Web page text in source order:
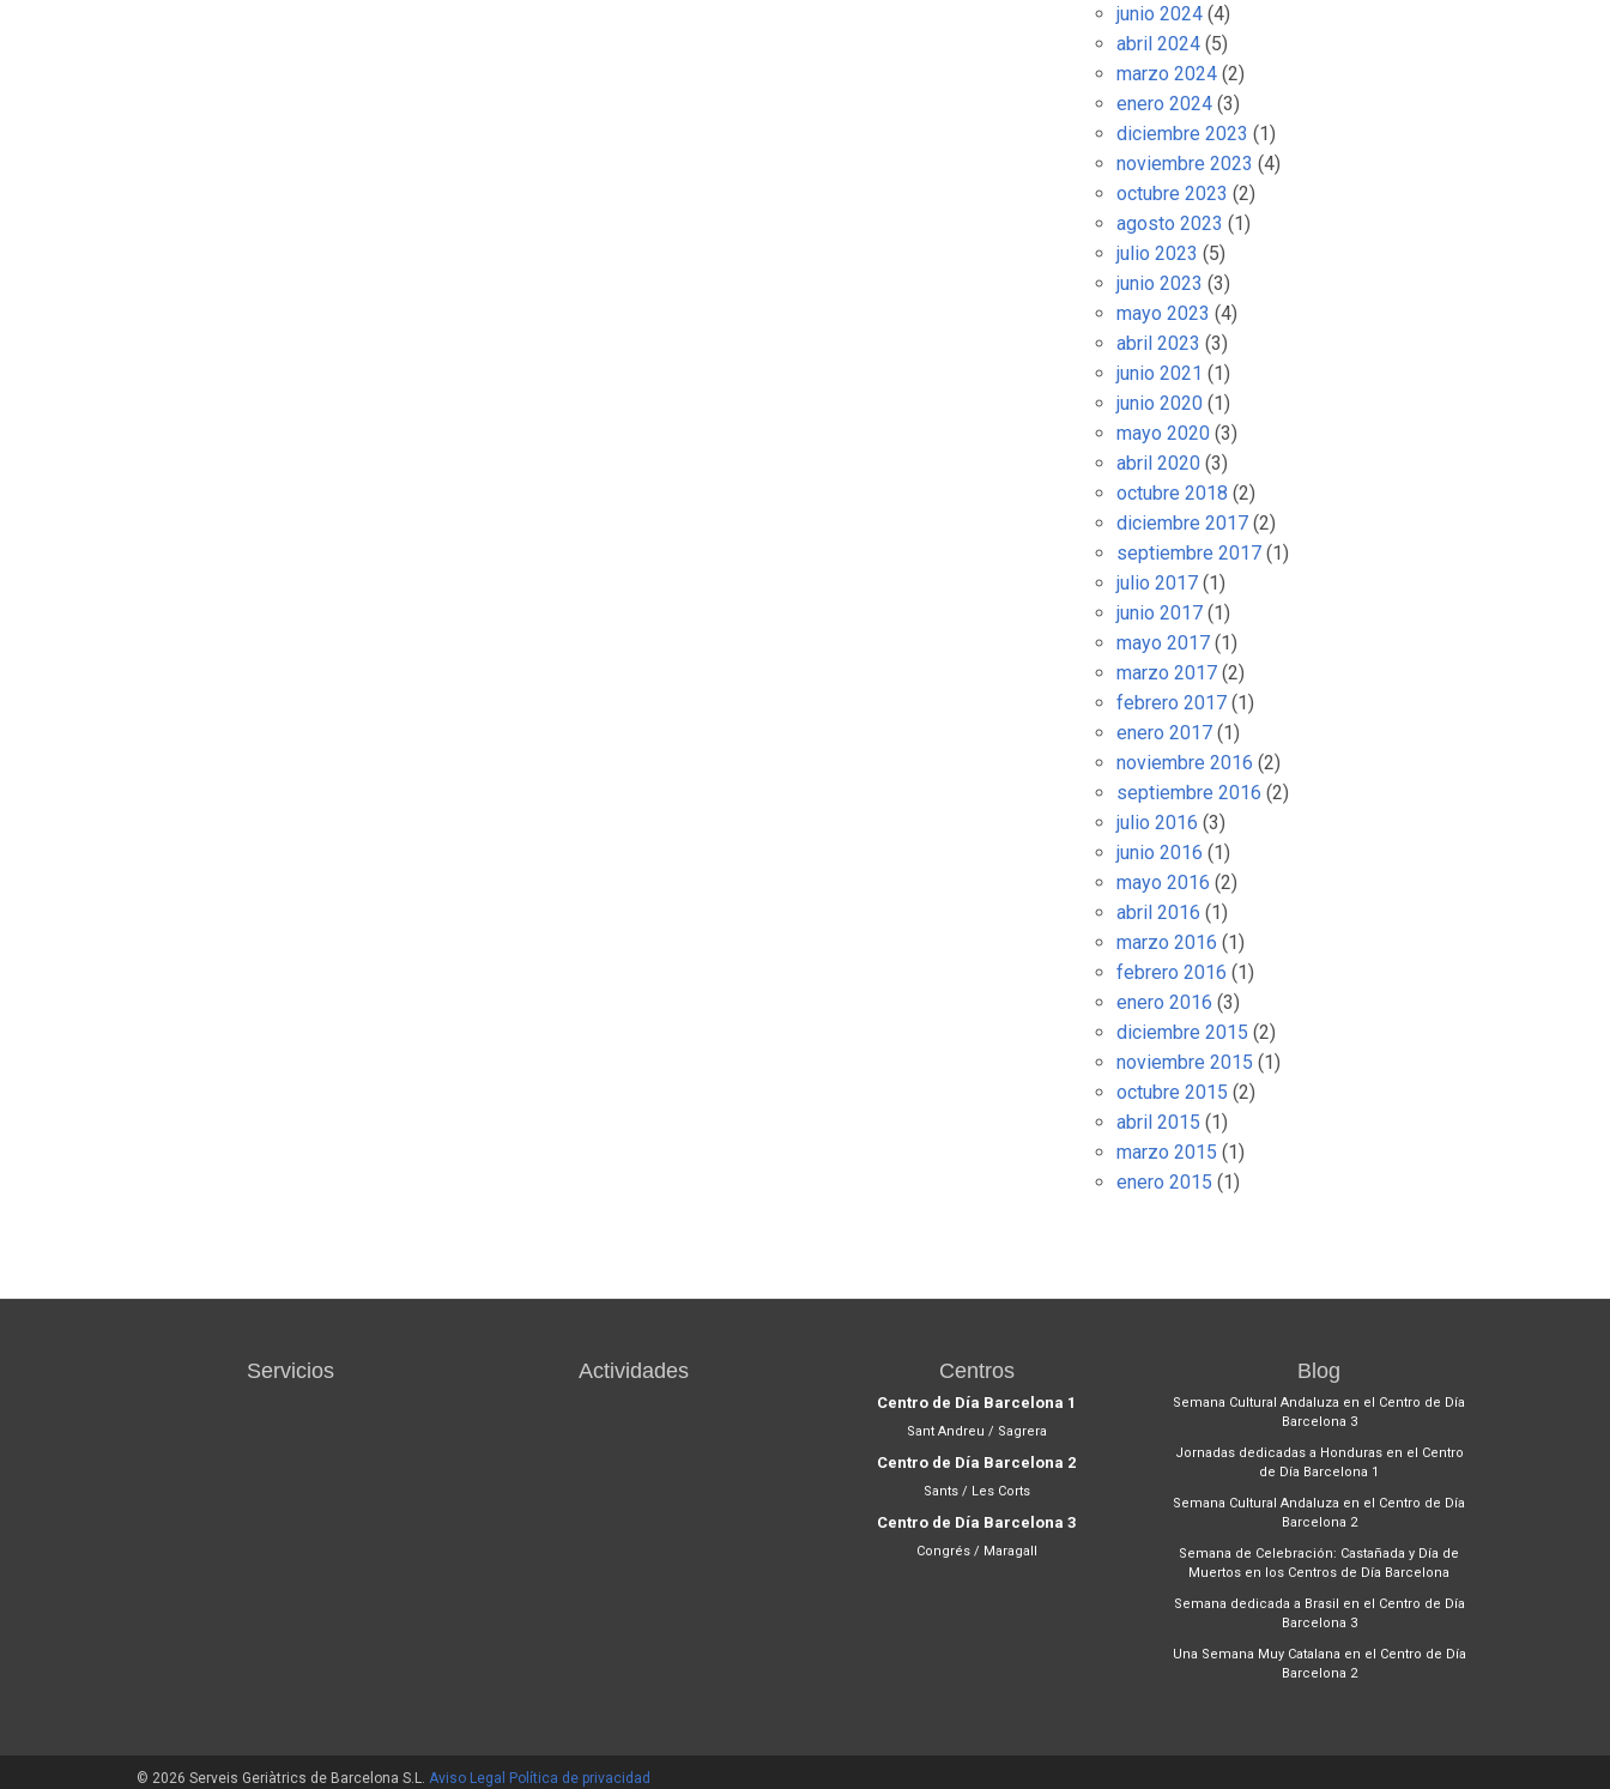
junio 2024 (4)
abril 2024 (5)
marzo 2024 (2)
enero 2024 (3)
diciembre 2023 (1)
noviembre 2023 (4)
octubre 2023 (2)
agosto 2023 (1)
julio 2023 (5)
junio 2023 (3)
mayo 2023 (4)
abril 2023 (3)
junio 2021 (1)
junio 2020 (1)
mayo 2020 (3)
abril 2020 (3)
octubre 2018 (2)
diciembre 2017 (2)
septiembre 2017 (1)
julio 2017 (1)
junio 2017 (1)
mayo 2017 (1)
marzo 2017 (2)
febrero 2017 (1)
enero 2017 (1)
noviembre 2016 (2)
septiembre 2016 (2)
julio 2016 (3)
junio 2016 (1)
mayo 2016 (2)
abril 2016 (1)
marzo 2016 (1)
febrero 2016 (1)
enero 2016 (3)
diciembre 2015 (2)
noviembre 2015 (1)
octubre 2015 (2)
abril 2015 (1)
marzo 2015 (1)
enero 2015 (1)
Servicios Actividades Centros
Centro de Día Barcelona 1
Sant Andreu / Sagrera
Centro de Día Barcelona 2
Sants / Les Corts
Centro de Día Barcelona 3
Congrés / Maragall
Blog
Semana Cultural Andaluza en el Centro de Día
Barcelona 3
Jornadas dedicadas a Honduras en el Centro
de Día Barcelona 1
Semana Cultural Andaluza en el Centro de Día
Barcelona 2
Semana de Celebración: Castañada y Día de
Muertos en los Centros de Día Barcelona
Semana dedicada a Brasil en el Centro de Día
Barcelona 3
Una Semana Muy Catalana en el Centro de Día
Barcelona 2
© 2026 Serveis Geriàtrics de Barcelona S.L. Aviso Legal Política de privacidad